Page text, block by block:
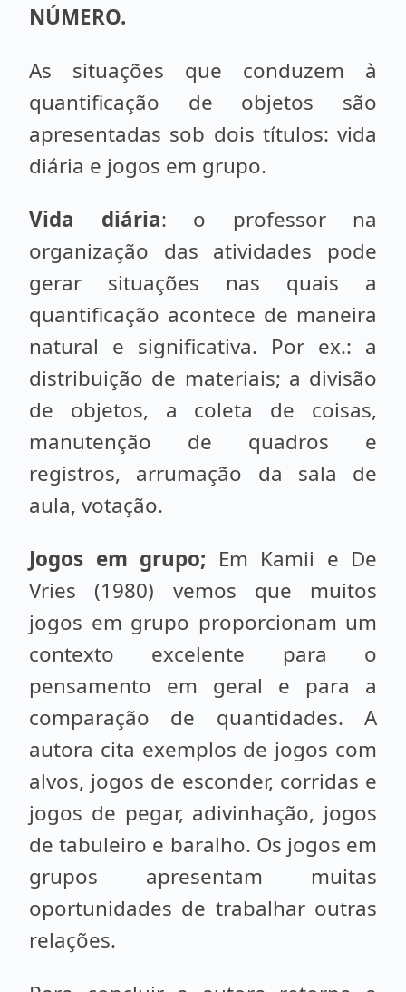
NÚMERO.
As situações que conduzem à
quantificação de objetos são
apresentadas sob dois títulos: vida
diária e jogos em grupo.
Vida diária: o professor na
organização das atividades pode
gerar situações nas quais a
quantificação acontece de maneira
natural e significativa. Por ex.: a
distribuição de materiais; a divisão
de objetos, a coleta de coi­sas,
manutenção de quadros e
registros, arrumação da sa­la de
aula, votação.
Jogos em grupo; Em Kamii e De
Vries (1980) vemos que muitos
jogos em grupo proporcionam um
contexto excelente para o
pensamento em geral e para a
comparação de quantidades. A
autora cita exemplos de jogos com
alvos, jogos de esconder, corridas e
jogos de pegar, adivinhação, jogos
de tabuleiro e baralho. Os jogos em
grupos apresentam muitas
oportunidades de trabalhar outras
relações.